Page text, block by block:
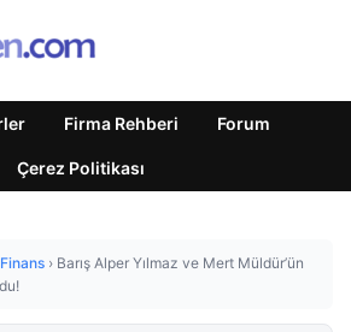
Firma Rehberi Forum
Çerez Politikası
Finans › Barış Alper Yılmaz ve Mert Müldür’ün